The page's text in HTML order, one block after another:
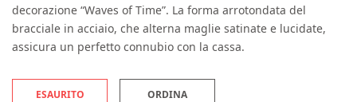
decorazione “Waves of Time”. La forma arrotondata del
bracciale in acciaio, che alterna maglie satinate e lucidate,
assicura un perfetto connubio con la cassa.
ESAURITO ORDINA